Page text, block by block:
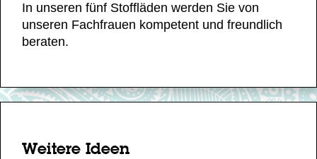
In unseren fünf Stoffläden werden Sie von
unseren Fachfrauen kompetent und freundlich
beraten.
Weitere Ideen